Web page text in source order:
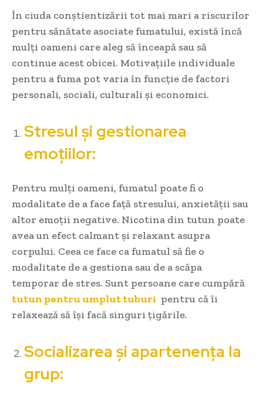
În ciuda conștientizării tot mai mari a riscurilor
pentru sănătate asociate fumatului, există încă
mulți oameni care aleg să înceapă sau să
continue acest obicei. Motivațiile individuale
pentru a fuma pot varia în funcție de factori
personali, sociali, culturali și economici.
Stresul și gestionarea
emoțiilor:
Pentru mulți oameni, fumatul poate fi o
modalitate de a face față stresului, anxietății sau
altor emoții negative. Nicotina din tutun poate
avea un efect calmant și relaxant asupra
corpului. Ceea ce face ca fumatul să fie o
modalitate de a gestiona sau de a scăpa
temporar de stres. Sunt persoane care cumpără
tutun pentru umplut tuburi pentru că îi
relaxează să își facă singuri țigările.
Socializarea și apartenența la
grup: